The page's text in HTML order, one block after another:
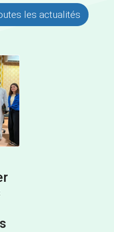
les actualités